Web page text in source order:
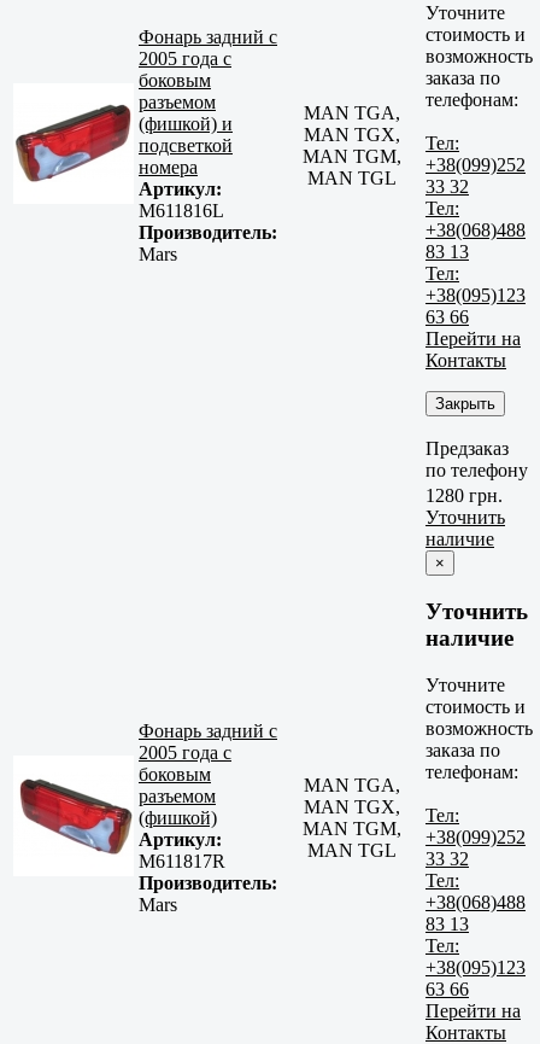
Фонарь задний с
2005 года с
боковым
разъемом
(фишкой) и
подсветкой
номера
Артикул:
M611816L
Производитель:
Mars
MAN TGA,
MAN TGX,
MAN TGM,
MAN TGL
Уточните
стоимость и
возможность
заказа по
телефонам:
Тел:
+38(099)252
33 32
Тел:
+38(068)488
83 13
Тел:
+38(095)123
63 66
Перейти на
Контакты
Закрыть
Предзаказ
по телефону
Фонарь задний с
2005 года с
боковым
разъемом
(фишкой)
Артикул:
M611817R
Производитель:
Mars
MAN TGA,
MAN TGX,
MAN TGM,
MAN TGL
1280 грн.
Уточнить
наличие
×
Уточнить
наличие
Уточните
стоимость и
возможность
заказа по
телефонам:
Тел:
+38(099)252
33 32
Тел:
+38(068)488
83 13
Тел:
+38(095)123
63 66
Перейти на
Контакты